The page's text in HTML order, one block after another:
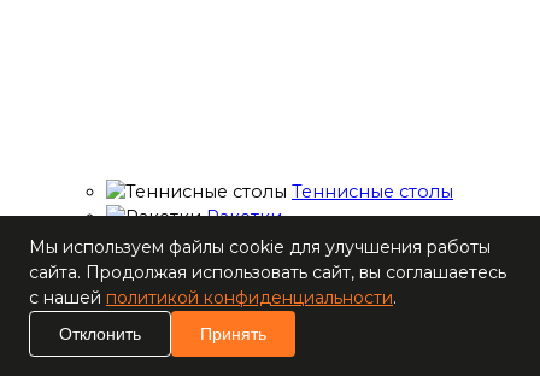
Теннисные столы
Ракетки
Накладки для
ракеток
Основания для
ракеток
Мячи
Мы используем файлы cookie для улучшения работы
сайта. Продолжая использовать сайт, вы соглашаетесь
с нашей политикой конфиденциальности.
Отклонить Принять